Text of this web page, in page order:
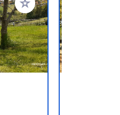
Añadir a tus favoritos